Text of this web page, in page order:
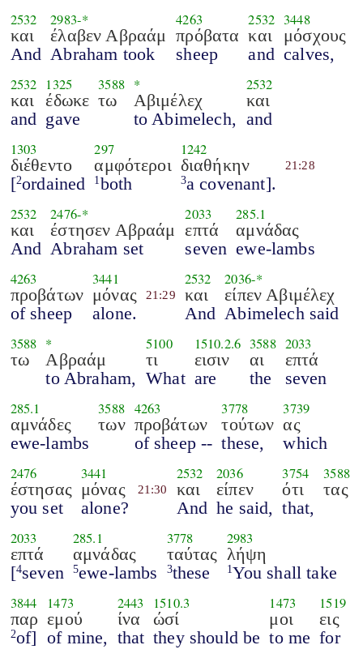
2532
και
And
2983-*
έλαβεν Αβραάμ
Abraham took
4263
πρόβατα
sheep
2532
και
and
3448
μόσχους
calves,
2532
και
and
1325
έδωκε
gave
3588
τω
*
Αβιμέλεχ
to Abimelech,
2532
και
and
1303
διέθεντο
[2ordained
297
αμφότεροι
1 both
1242
διαθήκην
3a covenant].
21:28
2532
και
And
2476-*
έστησεν Αβραάμ
Abraham set
2033
επτά
seven
285.1
αμνάδας
ewe-lambs
4263
προβάτων
of sheep
3441
μόνας
alone.
21:29
2532
και
And
2036-*
είπεν Αβιμέλεχ
Abimelech said
3588
τω
*
Αβραάμ
to Abraham,
5100
τι
What
1510.2.6
εισιν
are
3588
αι
the
2033
επτά
seven
285.1
αμνάδες
ewe-lambs
3588
των
4263
προβάτων
of sheep --
3778
τούτων
these,
3739
ας
which
2476
έστησας
you set
3441
μόνας
alone?
21:30
2532
και
And
2036
είπεν
he said,
3754
ότι
that,
3588
τας
2033
επτά
[4seven
285.1
αμνάδας
5ewe-lambs
3778
ταύτας
3these
2983
λήψη
1 You shall take
3844
παρ
2of]
1473
εμού
of mine,
2443
ίνα
that
1510.3
ώσί
they should be
1473
μοι
to me
1519
εις
for